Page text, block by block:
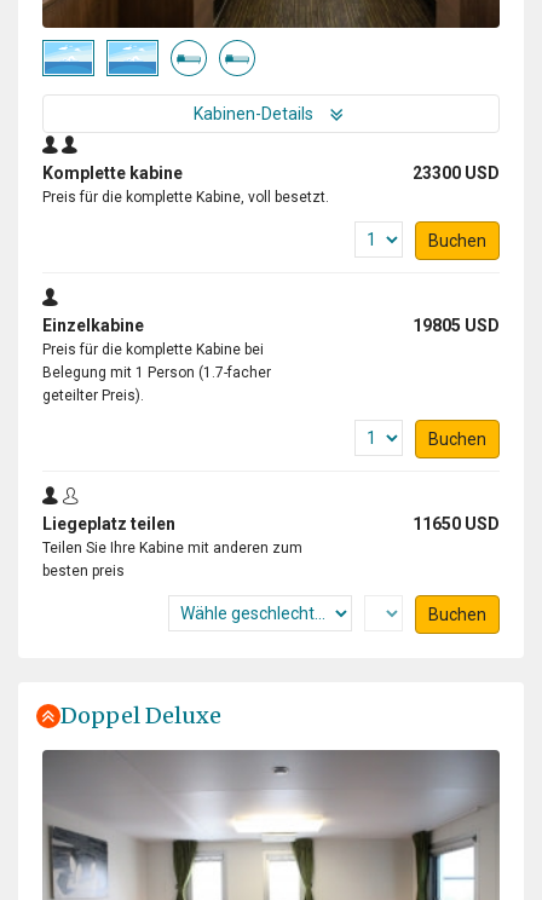
Kabinen-Details
Komplette kabine 23300 USD
Preis für die komplette Kabine, voll besetzt.
Buchen
Einzelkabine 19805 USD
Preis für die komplette Kabine bei
Belegung mit 1 Person (1.7-facher
geteilter Preis).
Buchen
Liegeplatz teilen 11650 USD
Teilen Sie Ihre Kabine mit anderen zum
besten preis
Buchen
Doppel Deluxe